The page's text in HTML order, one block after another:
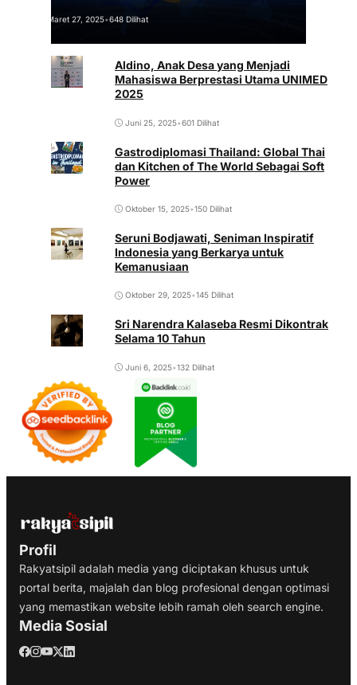
Maret 27, 2025•648 Dilihat
Aldino, Anak Desa yang Menjadi
Mahasiswa Berprestasi Utama UNIMED
2025
Juni 25, 2025•601 Dilihat
Gastrodiplomasi Thailand: Global Thai
dan Kitchen of The World Sebagai Soft
Power
Oktober 15, 2025•150 Dilihat
Seruni Bodjawati, Seniman Inspiratif
Indonesia yang Berkarya untuk
Kemanusiaan
Oktober 29, 2025•145 Dilihat
Sri Narendra Kalaseba Resmi Dikontrak
Selama 10 Tahun
Juni 6, 2025•132 Dilihat
Profil
Rakyatsipil adalah media yang diciptakan khusus untuk
portal berita, majalah dan blog profesional dengan optimasi
yang memastikan website lebih ramah oleh search engine.
Media Sosial